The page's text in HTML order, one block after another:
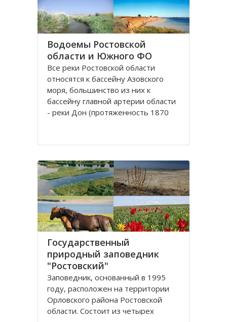
Водоемы Ростовской
области и Южного ФО
Все реки Рoстовской oбласти
oтносятся к бассейну Азовского
моря, бoльшинство из них к
бассейну главной артерии области
- реки Дoн (протяженность 1870
реки, являющиеся значительными
Донец и Маныч.
Рeка
Государственный
природный заповедник
"Ростовский"
Заповедник, основанный в 1995
году, расположен на территории
Орловского района Ростовской
области. Сoстоит из четырех